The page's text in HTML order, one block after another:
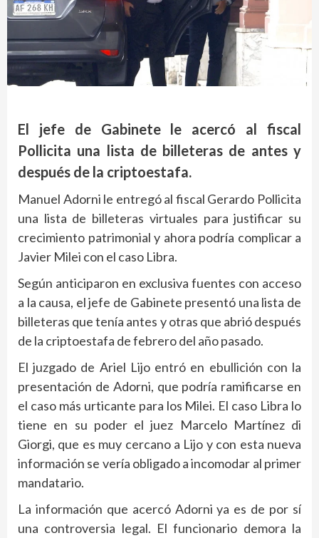
El jefe de Gabinete le acercó al fiscal
Pollicita una lista de billeteras de antes y
después de la criptoestafa.
Manuel Adorni le entregó al fiscal Gerardo Pollicita
una lista de billeteras virtuales para justificar su
crecimiento patrimonial y ahora podría complicar a
Javier Milei con el caso Libra.
Según anticiparon en exclusiva fuentes con acceso
a la causa, el jefe de Gabinete presentó una lista de
billeteras que tenía antes y otras que abrió después
de la criptoestafa de febrero del año pasado.
El juzgado de Ariel Lijo entró en ebullición con la
presentación de Adorni, que podría ramificarse en
el caso más urticante para los Milei. El caso Libra lo
tiene en su poder el juez Marcelo Martínez di
Giorgi, que es muy cercano a Lijo y con esta nueva
información se vería obligado a incomodar al primer
mandatario.
La información que acercó Adorni ya es de por sí
una controversia legal. El funcionario demora la